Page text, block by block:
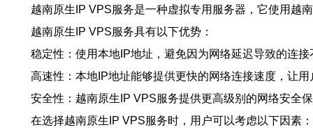
越南原生IP VPS服务是一种虚拟专用服务器，它使用越
越南原生IP VPS服务具有以下优势：
稳定性：使用本地IP地址，避免因为网络延迟导致的连接
高速性：本地IP地址能够提供更快的网络连接速度，让
安全性：越南原生IP VPS服务提供更高级别的网络安全
在选择越南原生IP VPS服务时，用户可以考虑以下因素：